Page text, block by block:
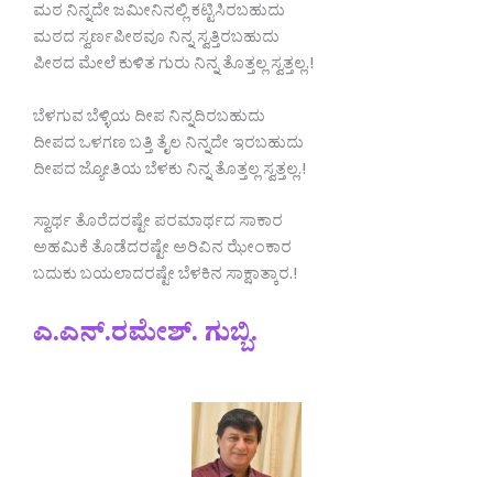
ಮಠ ನಿನ್ನದೇ ಜಮೀನಿನಲ್ಲಿ ಕಟ್ಟಿಸಿರಬಹುದು
ಮಠದ ಸ್ವರ್ಣಪೀಠವೂ ನಿನ್ನ ಸ್ವತ್ತಿರಬಹುದು
ಪೀಠದ ಮೇಲೆ ಕುಳಿತ ಗುರು ನಿನ್ನ ತೊತ್ತಲ್ಲ ಸ್ವತ್ತಲ್ಲ.!
ಬೆಳಗುವ ಬೆಳ್ಳಿಯ ದೀಪ ನಿನ್ನದಿರಬಹುದು
ದೀಪದ ಒಳಗಣ ಬತ್ತಿ ತೈಲ ನಿನ್ನದೇ ಇರಬಹುದು
ದೀಪದ ಜ್ಯೋತಿಯ ಬೆಳಕು ನಿನ್ನ ತೊತ್ತಲ್ಲ ಸ್ವತ್ತಲ್ಲ.!
ಸ್ವಾರ್ಥ ತೊರೆದರಷ್ಟೇ ಪರಮಾರ್ಥದ ಸಾಕಾರ
ಅಹಮಿಕೆ ತೊಡೆದರಷ್ಟೇ ಅರಿವಿನ ಝೇಂಕಾರ
ಬದುಕು ಬಯಲಾದರಷ್ಟೇ ಬೆಳಕಿನ ಸಾಕ್ಷಾತ್ಕಾರ.!
ಎ.ಎನ್.ರಮೇಶ್. ಗುಬ್ಬಿ.